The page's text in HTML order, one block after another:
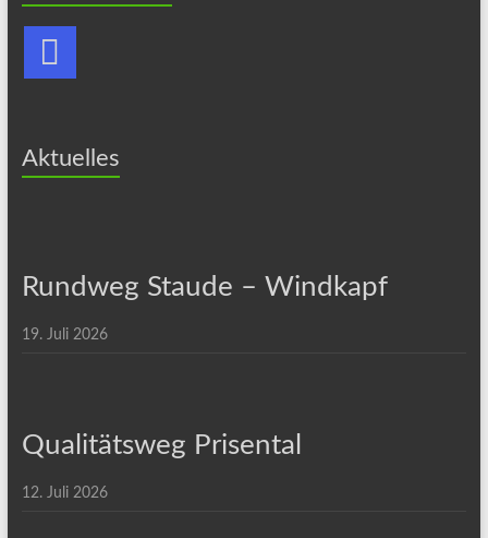
Aktuelles
Rundweg Staude – Windkapf
19. Juli 2026
Qualitätsweg Prisental
12. Juli 2026